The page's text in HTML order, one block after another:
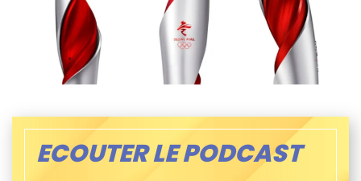
ECOUTER LE PODCAST